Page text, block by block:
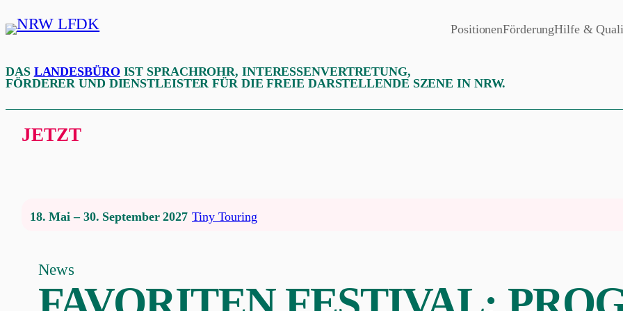
Zum
Inhalt
NRW
PositionenFörderungHilfe &
DAS LANDESBÜRO IST SPRACHROHR, INTERESSENVERTRETUNG,
FÖRDERER UND DIENSTLEISTER FÜR DIE FREIE DARSTELLENDE SZENE IN NRW.
JETZT
18. Mai – 30. September 2027 Tiny Touring
News